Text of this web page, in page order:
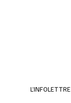
L’INFOLETTRE